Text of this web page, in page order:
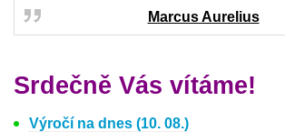
Marcus Aurelius
Srdečně Vás vítáme!
Výročí na dnes (10. 08.)